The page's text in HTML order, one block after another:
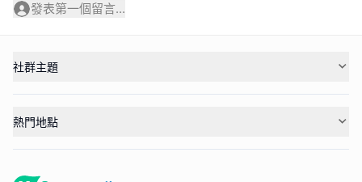
發表第一個留言...
社群主題
熱門地點